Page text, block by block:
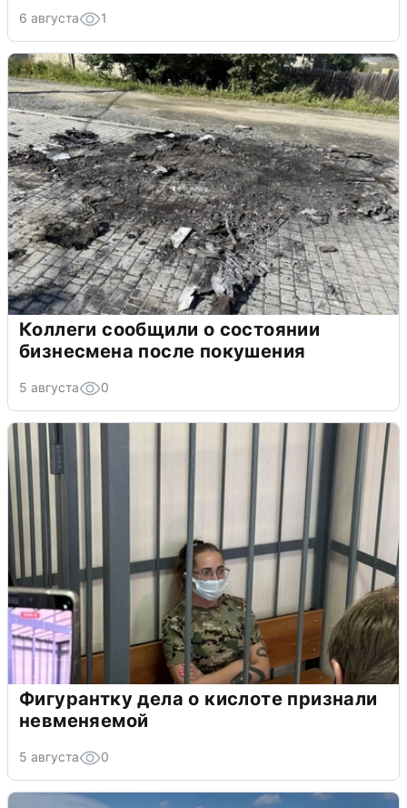
6 августа 1
Коллеги сообщили о состоянии
бизнесмена после покушения
5 августа 0
Фигурантку дела о кислоте признали
невменяемой
5 августа 0